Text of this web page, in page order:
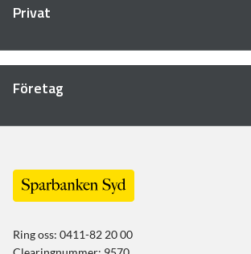
Privat
Företag
Ring oss: 0411-82 20 00